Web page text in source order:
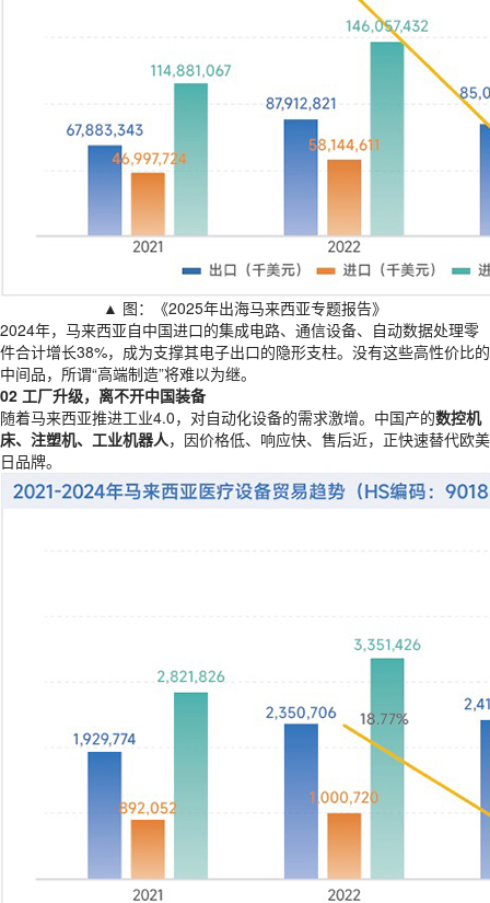
▲ 图：《2025年出海马来西亚专题报告》
2024年，马来西亚自中国进口的集成电路、通信设备、自动数据处理零
件合计增长38%，成为支撑其电子出口的隐形支柱。没有这些高性价比的
中间品，所谓“高端制造”将难以为继。
02 工厂升级，离不开中国装备
随着马来西亚推进工业4.0，对自动化设备的需求激增。中国产的数控机
床、注塑机、工业机器人，因价格低、响应快、售后近，正快速替代欧美
日品牌。